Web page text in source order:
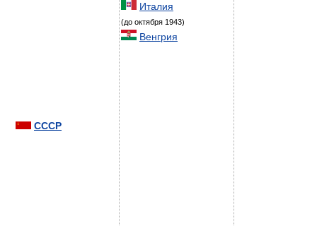
СССР
Италия
(до октября 1943)
Венгрия